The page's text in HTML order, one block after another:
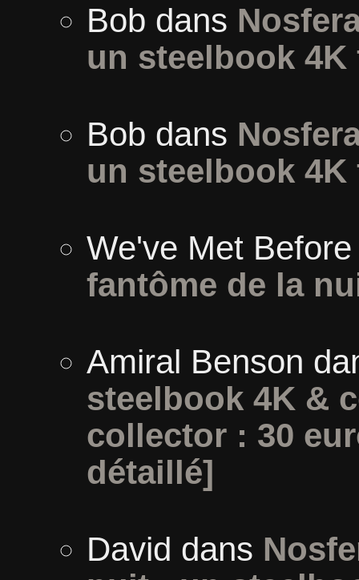
Bob dans
un steelbook 4K
Bob dans
un steelbook 4K
We've Met Before
fantôme de la
Amiral Benson
steelbook 4K &
collector : 30
détaillé]
David dans